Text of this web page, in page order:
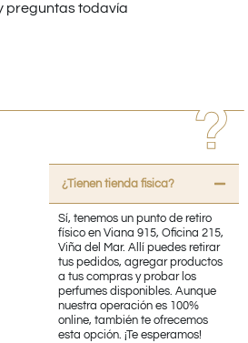
preguntas todavía
¿Tienen tienda fisica?
Sí, tenemos un punto de retiro
físico en Viana 915, Oficina 215,
Viña del Mar. Allí puedes retirar
tus pedidos, agregar productos
a tus compras y probar los
perfumes disponibles. Aunque
nuestra operación es 100%
online, también te ofrecemos
esta opción. ¡Te esperamos!